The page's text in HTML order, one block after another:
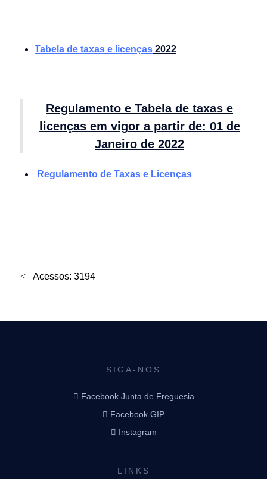
Tabela de taxas e licenças 2022
Regulamento e Tabela de taxas e
licenças em vigor a partir de: 01 de
Janeiro de 2022
Regulamento de Taxas e Licenças
Acessos: 3194
SIGA-NOS
Facebook Junta de Freguesia
Facebook GIP
Instagram
LINKS